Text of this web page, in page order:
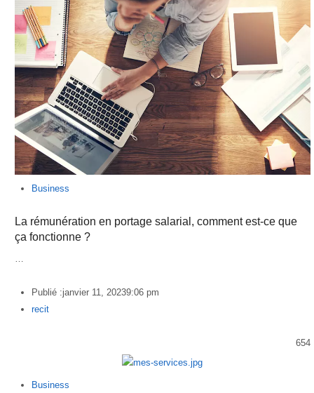
Business
La rémunération en portage salarial, comment est-ce que
ça fonctionne ?
Publié :janvier 11, 20239:06 pm
Author
recit
654
Business